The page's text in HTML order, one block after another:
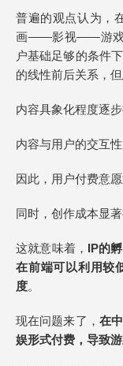
普遍的观点认为
画——影视——游戏”
户基础足够的条件
的线性前后关系，
内容具象化程度逐
内容与用户的交互
因此，用户付费意
同时，创作成本显
这就意味着， IP的
在前端可以利用较
度。
现在问题来了， 在
娱形式付费，导致